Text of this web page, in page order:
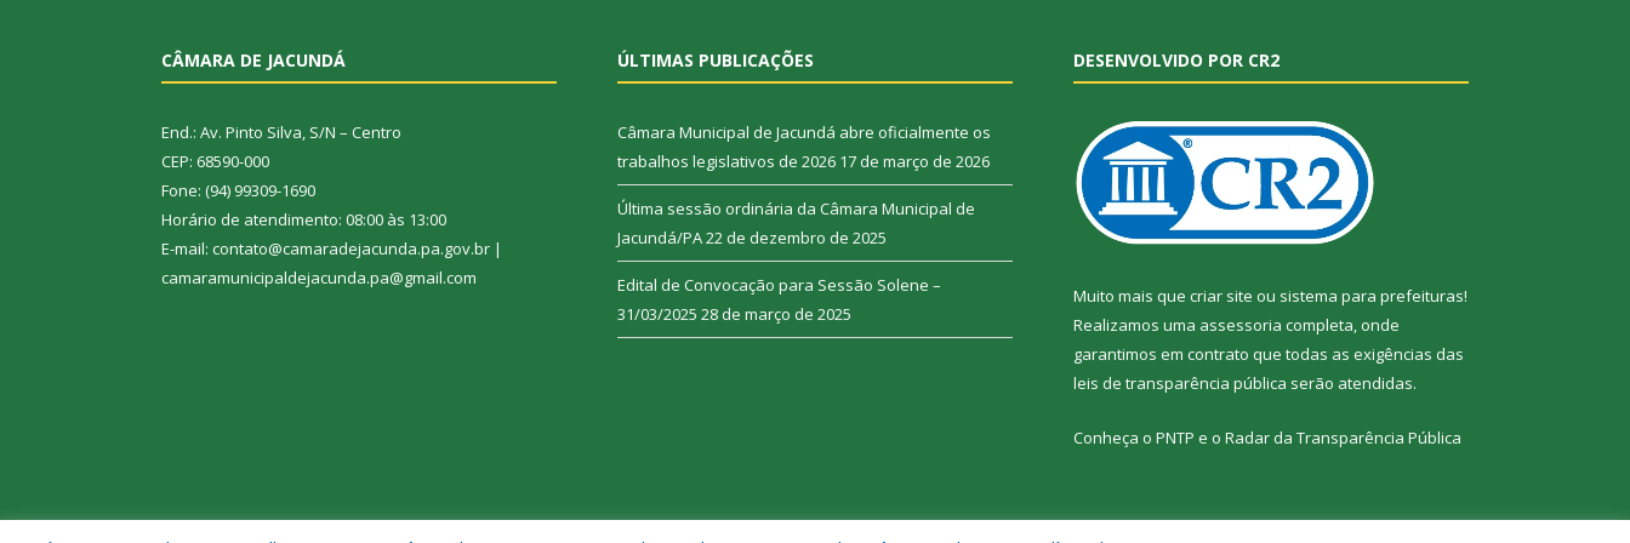
CÂMARA DE JACUNDÁ
End.: Av. Pinto Silva, S/N – Centro
CEP: 68590-000
Fone: (94) 99309-1690
Horário de atendimento: 08:00 às 13:00
E-mail: contato@camaradejacunda.pa.gov.br |
camaramunicipaldejacunda.pa@gmail.com
ÚLTIMAS PUBLICAÇÕES
Câmara Municipal de Jacundá abre oficialmente os
trabalhos legislativos de 2026 17 de março de 2026
Última sessão ordinária da Câmara Municipal de
Jacundá/PA22 de dezembro de 2025
Edital de Convocação para Sessão Solene –
31/03/2025 28 de março de 2025
DESENVOLVIDO POR CR2
Muito mais que criar site ou sistema para prefeituras!
Realizamos uma assessoria completa, onde
garantimos em contrato que todas as exigências das
leis de transparência pública serão atendidas.
Conheça o PNTP e o Radar da Transparência Pública